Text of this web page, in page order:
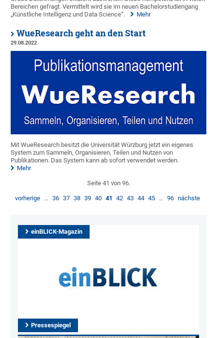
Bereichen gefragt. Vermittelt wird sie im neuen Bachelorstudiengang
„Künstliche Intelligenz und Data Science“.
Mehr
WueResearch geht an den Start
29.08.2022
Mit WueResearch besitzt die Universität Würzburg jetzt ein eigenes
System zum Sammeln, Organisieren, Teilen und Nutzen von
Publikationen. Das System kann ab sofort verwendet werden.
Mehr
Seite 41 von 96.
vorherige … 36 37 38 39 40 41 42 43 44 45 … 96 nächste
einBLICK-Magazin
Pressespiegel